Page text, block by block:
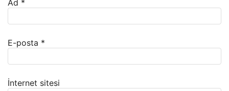
Ad *
E-posta *
İnternet sitesi